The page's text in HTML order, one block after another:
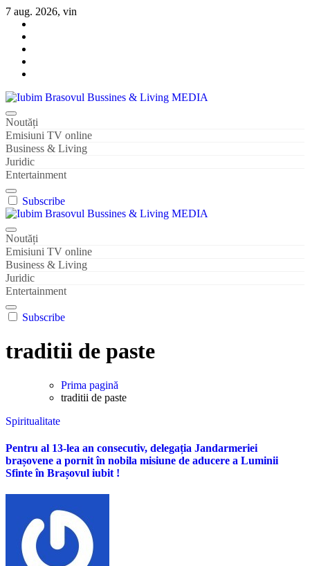
Sari
conținut
7 aug. 2026, vin
Iubim Brasovul Bussines & Living MEDIA
Din pasiune și dragoste pentru Brașoveni
Noutăți
Emisiuni TV online
Business & Living
Juridic
Entertainment
Subscribe
Iubim Brasovul Bussines & Living MEDIA
Din pasiune și dragoste pentru Brașoveni
Noutăți
Emisiuni TV online
Business & Living
Juridic
Entertainment
Subscribe
traditii de paste
Prima pagină
traditii de paste
Spiritualitate
Pentru al 13-lea an consecutiv, delegația Jandarmeriei
brașovene a pornit în nobila misiune de aducere a Luminii
Sfinte în Brașovul iubit !